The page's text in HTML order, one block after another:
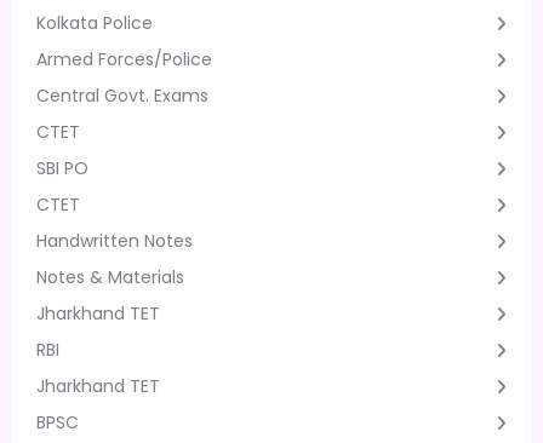
Kolkata Police
Armed Forces/Police
Central Govt. Exams
CTET
SBI PO
CTET
Handwritten Notes
Notes & Materials
Jharkhand TET
RBI
Jharkhand TET
BPSC